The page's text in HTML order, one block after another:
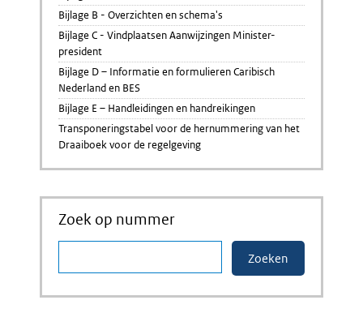
Bijlage B - Overzichten en schema's
Bijlage C - Vindplaatsen Aanwijzingen Minister-
president
Bijlage D – Informatie en formulieren Caribisch
Nederland en BES
Bijlage E – Handleidingen en handreikingen
Transponeringstabel voor de hernummering van het
Draaiboek voor de regelgeving
Zoek op nummer